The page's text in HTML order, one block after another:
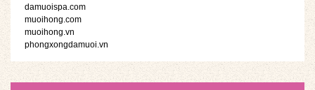
damuoispa.com
muoihong.com
muoihong.vn
phongxongdamuoi.vn